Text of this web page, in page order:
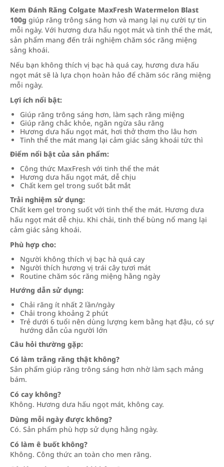
Kem Đánh Răng Colgate MaxFresh Watermelon Blast
100g giúp răng trông sáng hơn và mang lại nụ cười tự tin
mỗi ngày. Với hương dưa hấu ngọt mát và tinh thể the mát,
sản phẩm mang đến trải nghiệm chăm sóc răng miệng
sảng khoái.
Nếu bạn không thích vị bạc hà quá cay, hương dưa hấu
ngọt mát sẽ là lựa chọn hoàn hảo để chăm sóc răng miệng
mỗi ngày.
Lợi ích nổi bật:
Giúp răng trông sáng hơn, làm sạch răng miệng
Giúp răng chắc khỏe, ngăn ngừa sâu răng
Hương dưa hấu ngọt mát, hơi thở thơm tho lâu hơn
Tinh thể the mát mang lại cảm giác sảng khoái tức thì
Điểm nổi bật của sản phẩm:
Công thức MaxFresh với tinh thể the mát
Hương dưa hấu ngọt mát, dễ chịu
Chất kem gel trong suốt bắt mắt
Trải nghiệm sử dụng:
Chất kem gel trong suốt với tinh thể the mát. Hương dưa
hấu ngọt mát dễ chịu. Khi chải, tinh thể bùng nổ mang lại
cảm giác sảng khoái.
Phù hợp cho:
Người không thích vị bạc hà quá cay
Người thích hương vị trái cây tươi mát
Routine chăm sóc răng miệng hằng ngày
Hướng dẫn sử dụng:
Chải răng ít nhất 2 lần/ngày
Chải trong khoảng 2 phút
Trẻ dưới 6 tuổi nên dùng lượng kem bằng hạt đậu, có sự
hướng dẫn của người lớn
Câu hỏi thường gặp:
Có làm trắng răng thật không?
Sản phẩm giúp răng trông sáng hơn nhờ làm sạch mảng
bám.
Có cay không?
Không. Hương dưa hấu ngọt mát, không cay.
Dùng mỗi ngày được không?
Có. Sản phẩm phù hợp sử dụng hằng ngày.
Có làm ê buốt không?
Không. Công thức an toàn cho men răng.